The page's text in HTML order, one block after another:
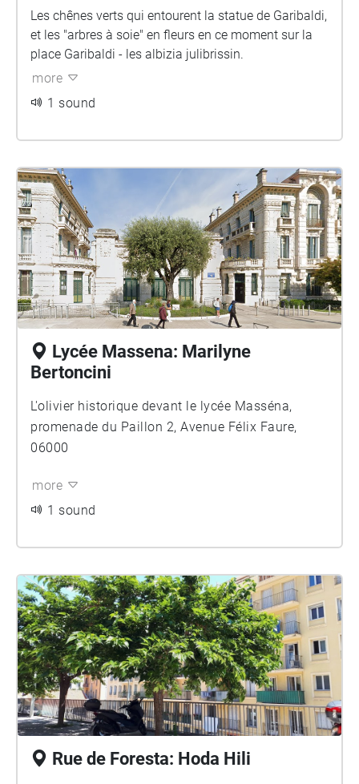
Les chênes verts qui entourent la statue de Garibaldi,
et les "arbres à soie" en fleurs en ce moment sur la
place Garibaldi - les albizia julibrissin.
more
1 sound
Lycée Massena: Marilyne
Bertoncini
L'olivier historique devant le lycée Masséna,
promenade du Paillon 2, Avenue Félix Faure,
06000
more
1 sound
Rue de Foresta: Hoda Hili